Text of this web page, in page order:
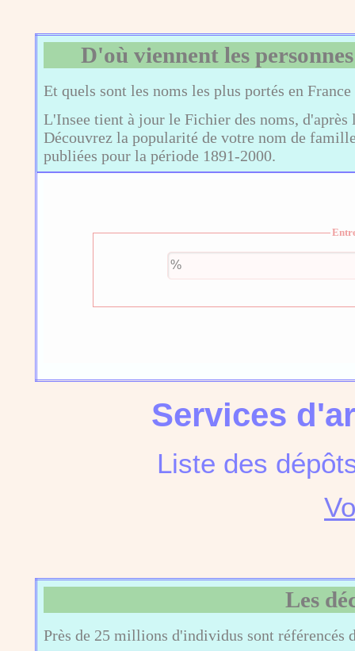
D'où viennent les
Et quels sont les noms les plus portés en
L'Insee tient à jour le Fichier des noms,
Découvrez la popularité de votre nom de
publiées pour la période 1891-2000.
Services
Liste des
Les
Près de 25 millions d'individus sont référencés